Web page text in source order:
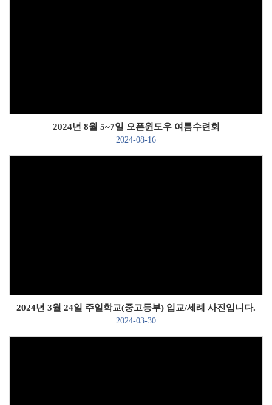
2024년 8월 5~7일 오픈윈도우 여름수련회
2024-08-16
2024년 3월 24일 주일학교(중고등부) 입교/세례 사진입니다.
2024-03-30